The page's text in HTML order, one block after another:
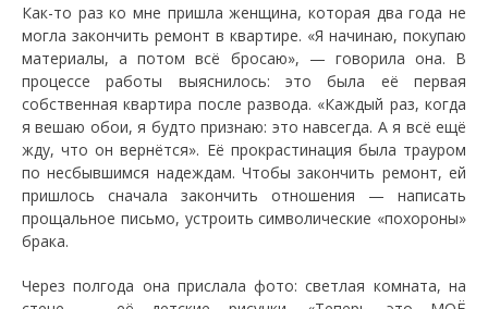
Как-то раз ко мне пришла женщина, которая два года не
могла закончить ремонт в квартире. «Я начинаю, покупаю
материалы, а потом всё бросаю», — говорила она. В
процессе работы выяснилось: это была её первая
собственная квартира после развода. «Каждый раз, когда
я вешаю обои, я будто признаю: это навсегда. А я всё ещё
жду, что он вернётся». Её прокрастинация была трауром
по несбывшимся надеждам. Чтобы закончить ремонт, ей
пришлось сначала закончить отношения — написать
прощальное письмо, устроить символические «похороны»
брака.
Через полгода она прислала фото: светлая комната, на